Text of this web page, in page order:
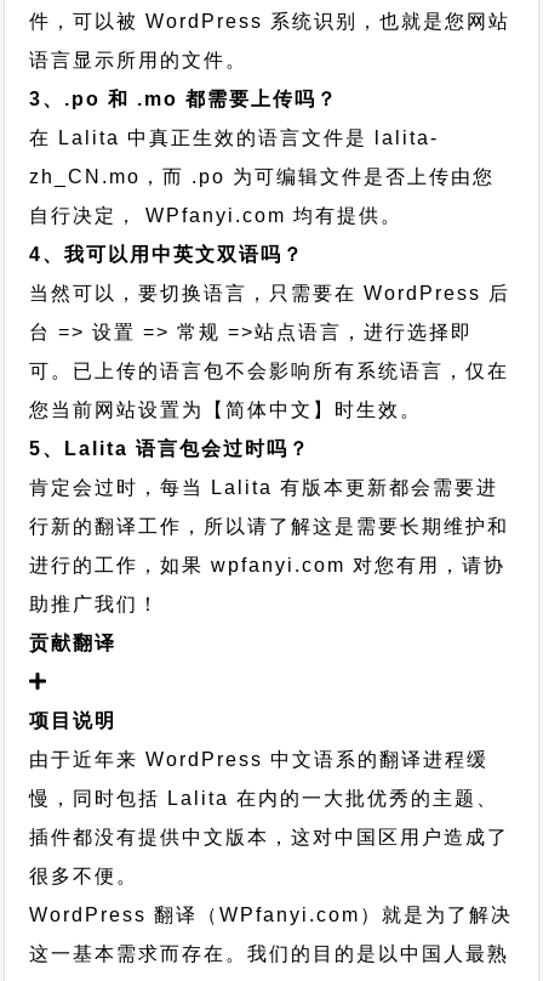
件，可以被 WordPress 系统识别，也就是您网站
语言显示所用的文件。
3、.po 和 .mo 都需要上传吗？
在 Lalita 中真正生效的语言文件是 lalita-
zh_CN.mo，而 .po 为可编辑文件是否上传由您
自行决定， WPfanyi.com 均有提供。
4、我可以用中英文双语吗？
当然可以，要切换语言，只需要在 WordPress 后
台 => 设置 => 常规 =>站点语言，进行选择即
可。已上传的语言包不会影响所有系统语言，仅在
您当前网站设置为【简体中文】时生效。
5、Lalita 语言包会过时吗？
肯定会过时，每当 Lalita 有版本更新都会需要进
行新的翻译工作，所以请了解这是需要长期维护和
进行的工作，如果 wpfanyi.com 对您有用，请协
助推广我们！
贡献翻译
项目说明
由于近年来 WordPress 中文语系的翻译进程缓
慢，同时包括 Lalita 在内的一大批优秀的主题、
插件都没有提供中文版本，这对中国区用户造成了
很多不便。
WordPress 翻译（WPfanyi.com） 就是为了解决
这一基本需求而存在。我们的目的是以中国人最熟